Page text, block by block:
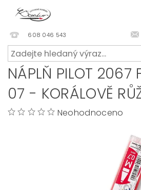
608 046 543
NÁPLŇ PILOT 2067
07 - KORÁLOVĚ
Neohodnoceno